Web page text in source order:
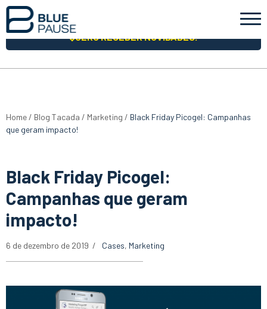
QUERO RECEBER NOVIDADES!
Home / Blog Tacada / Marketing / Black Friday Picogel: Campanhas
que geram impacto!
Black Friday Picogel:
Campanhas que geram
impacto!
6 de dezembro de 2019 Cases, Marketing